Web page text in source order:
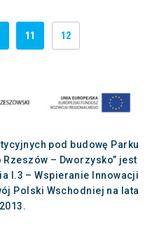
11 12
pod budowę Parku
– Dworzysko” jest
I.3 – Wspieranie Innowacji
Polski Wschodniej na lata